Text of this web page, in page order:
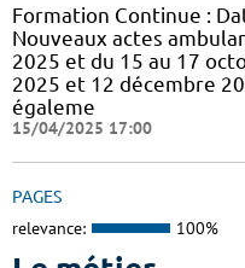
Formation Continue :
Nouveaux actes
2025 et du 15 au 17
2025 et 12 décembre
égaleme
15/04/2025 17:00
PAGES
relevance: 100%